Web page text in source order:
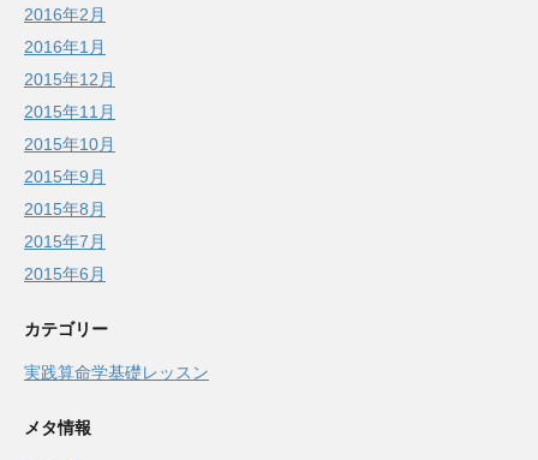
2016年2月
2016年1月
2015年12月
2015年11月
2015年10月
2015年9月
2015年8月
2015年7月
2015年6月
カテゴリー
実践算命学基礎レッスン
メタ情報